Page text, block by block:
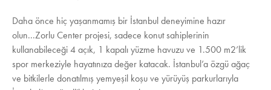
Daha önce hiç yaşanmamış bir İstanbul deneyimine hazır
olun...Zorlu Center projesi, sadece konut sahiplerinin
kullanabileceği 4 açık, 1 kapalı yüzme havuzu ve 1.500 m2’lik
spor merkeziyle hayatınıza değer katacak. İstanbul’a özgü ağaç
ve bitkilerle donatılmış yemyeşil koşu ve yürüyüş parkurlarıyla